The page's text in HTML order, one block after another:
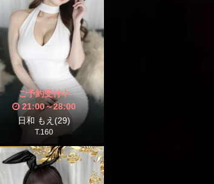
ご予約受付中
21:00～28:00
日和 もえ(29)
T.160